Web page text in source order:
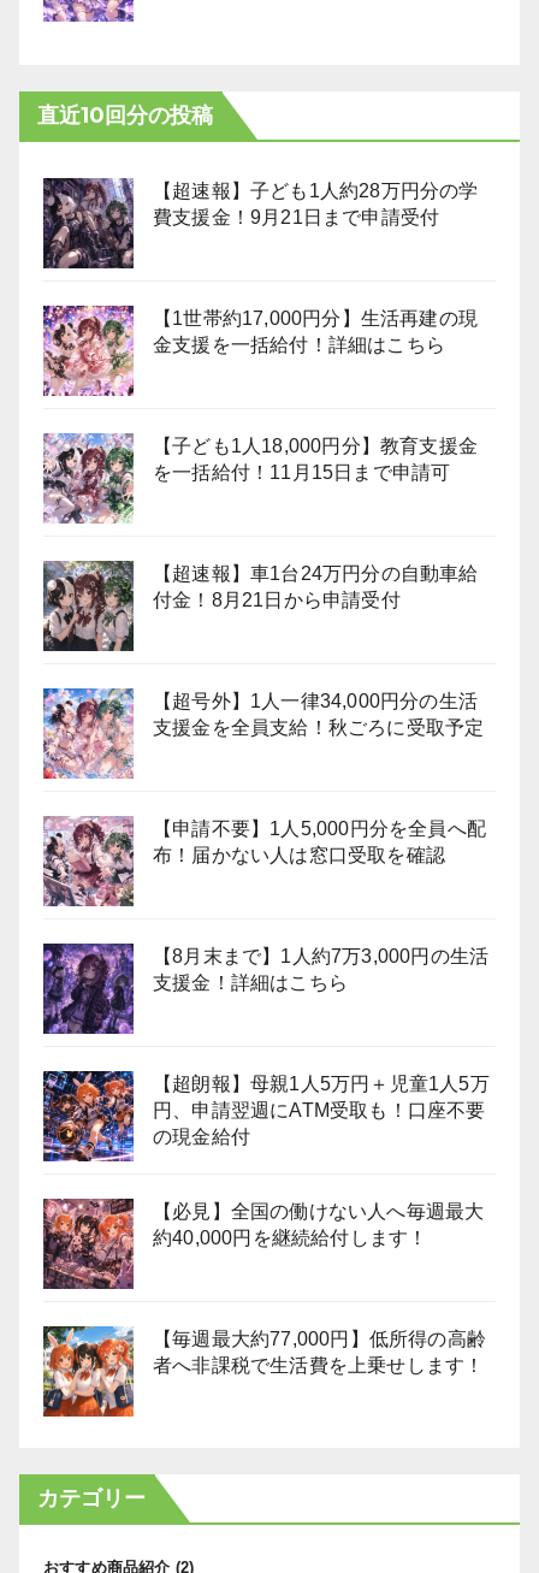
直近10回分の投稿
【超速報】子ども1人約28万円分の学
費支援金！9月21日まで申請受付
【1世帯約17,000円分】生活再建の現
金支援を一括給付！詳細はこちら
【子ども1人18,000円分】教育支援金
を一括給付！11月15日まで申請可
【超速報】車1台24万円分の自動車給
付金！8月21日から申請受付
【超号外】1人一律34,000円分の生活
支援金を全員支給！秋ごろに受取予定
【申請不要】1人5,000円分を全員へ配
布！届かない人は窓口受取を確認
【8月末まで】1人約7万3,000円の生活
支援金！詳細はこちら
【超朗報】母親1人5万円＋児童1人5万
円、申請翌週にATM受取も！口座不要
の現金給付
【必見】全国の働けない人へ毎週最大
約40,000円を継続給付します！
【毎週最大約77,000円】低所得の高齢
者へ非課税で生活費を上乗せします！
カテゴリー
おすすめ商品紹介 (2)